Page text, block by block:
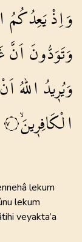
وَاِذْيَعِدُكُمُ
وَتَوَدُّونَاَنَّ
وَيُر۪يدُاللّٰهُاَنْ
الْكَافِر۪ينَۙ ٧
lekum
lekum
veyakta’a